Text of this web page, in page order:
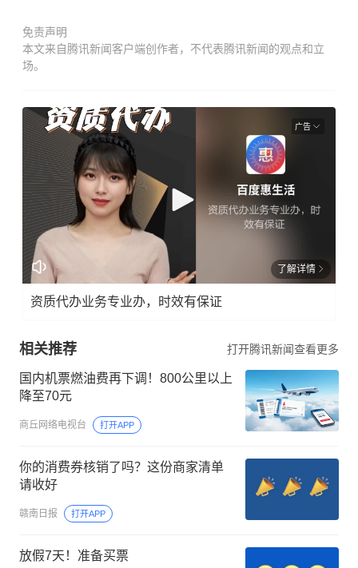
免责声明
本文来自腾讯新闻客户端创作者，不代表腾讯新闻的观点和立
场。
广告
了解详情
资质代办业务专业办，时效有保证
相关推荐 打开腾讯新闻查看更多
国内机票燃油费再下调！800公里以上
降至70元
商丘网络电视台 打开APP
你的消费券核销了吗？这份商家清单
请收好
赣南日报 打开APP
放假7天！准备买票